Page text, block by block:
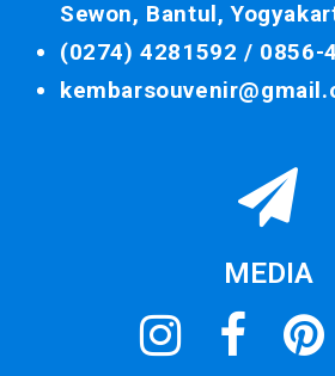
Sewon, Bantul,
(0274) 4281592 / 0856-
MEDIA